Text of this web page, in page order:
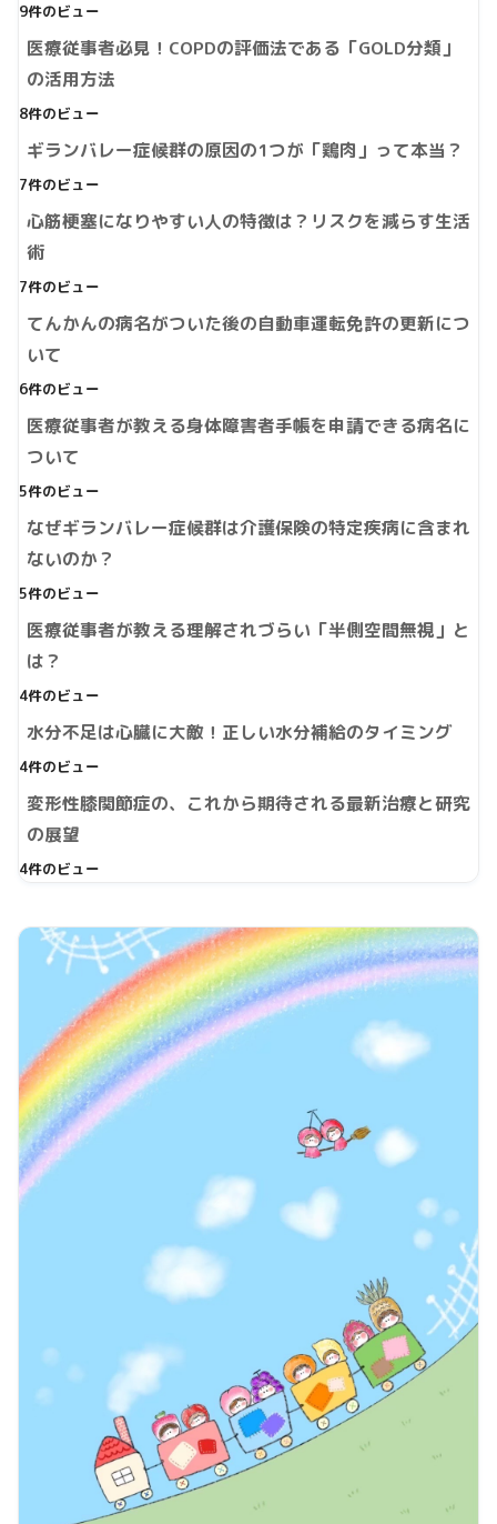
9件のビュー
医療従事者必見！COPDの評価法である「GOLD分類」
の活用方法
8件のビュー
ギランバレー症候群の原因の1つが「鶏肉」って本当？
7件のビュー
心筋梗塞になりやすい人の特徴は？リスクを減らす生活
術
7件のビュー
てんかんの病名がついた後の自動車運転免許の更新につ
いて
6件のビュー
医療従事者が教える身体障害者手帳を申請できる病名に
ついて
5件のビュー
なぜギランバレー症候群は介護保険の特定疾病に含まれ
ないのか？
5件のビュー
医療従事者が教える理解されづらい「半側空間無視」と
は？
4件のビュー
水分不足は心臓に大敵！正しい水分補給のタイミング
4件のビュー
変形性膝関節症の、これから期待される最新治療と研究
の展望
4件のビュー